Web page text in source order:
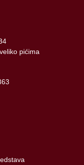
pićima